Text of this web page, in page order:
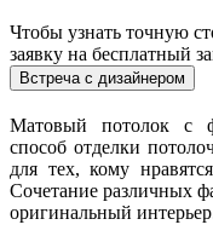
Чтобы узнать точную
заявку на бесплатный
Встреча с дизайнером
Матовый потолок с
способ отделки
для тех, кому
Сочетание различных
оригинальный